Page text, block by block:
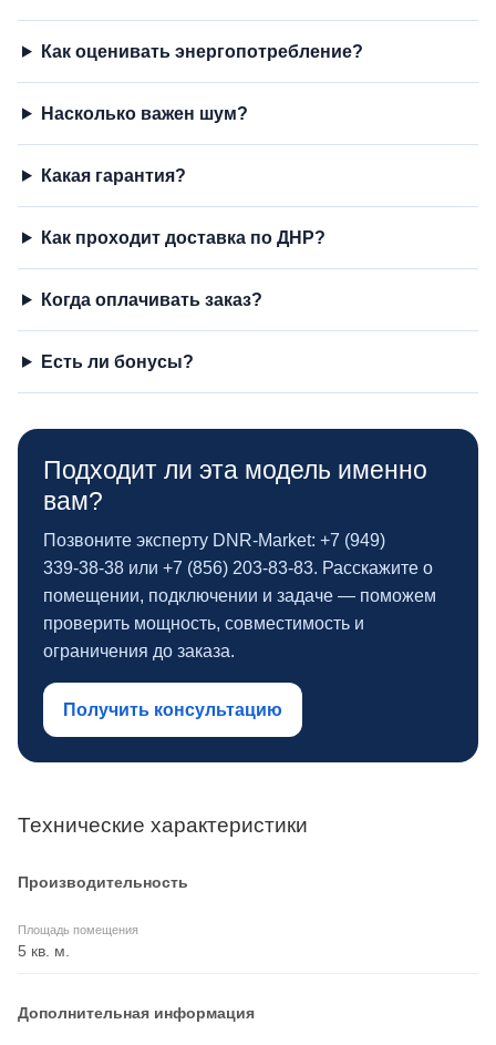
Как оценивать энергопотребление?
Насколько важен шум?
Какая гарантия?
Как проходит доставка по ДНР?
Когда оплачивать заказ?
Есть ли бонусы?
Подходит ли эта модель именно
вам?
Позвоните эксперту DNR‑Market: +7 (949)
339‑38‑38 или +7 (856) 203‑83‑83. Расскажите о
помещении, подключении и задаче — поможем
проверить мощность, совместимость и
ограничения до заказа.
Получить консультацию
Технические характеристики
Производительность
Площадь помещения
5 кв. м.
Дополнительная информация